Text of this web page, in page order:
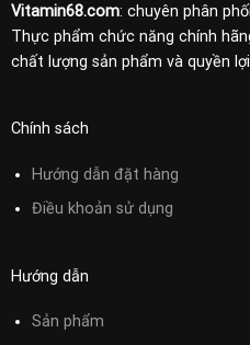
Vitamin68.com: chuyên phân
Thực phẩm chức năng chính
chất lượng sản phẩm và quyền
Chính sách
Hướng dẫn đặt hàng
Điều khoản sử dụng
Hướng dẫn
Sản phẩm